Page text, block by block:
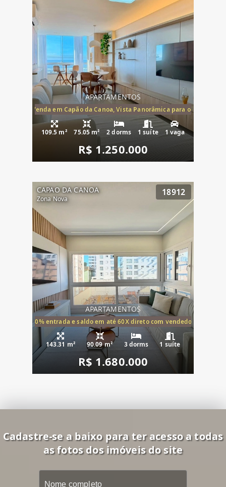
APARTAMENTOS
Mar à Venda em Capão da Canoa, Vista Panorâmica para o Mar, 2
109.5 m² 75.05 m² 2 dorms 1 suíte 1 vaga
R$ 1.250.000
CAPAO DA CANOA
Zona Nova
18912
APARTAMENTOS
20% entrada e saldo em até 60X direto com vendedor
143.31 m² 90.09 m² 3 dorms 1 suíte
R$ 1.680.000
Cadastre-se a baixo para ter acesso a todas
as fotos dos imóveis do site